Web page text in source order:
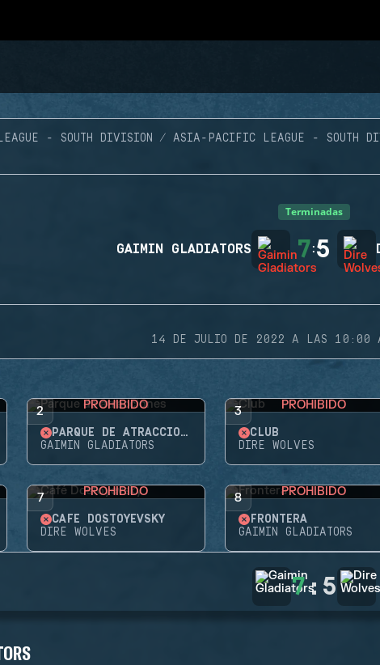
- SOUTH DIVISION ASIA-PACIFIC LEAGUE - SOUTH
Terminadas
GAIMIN GLADIATORS 7:5
14 DE JULIO DE 2022 A LAS 10:00
2 PROHIBIDO
PARQUE DE ATRACCIONES
GAIMIN GLADIATORS
3 PROHIBIDO
CLUB
DIRE WOLVES
7 PROHIBIDO
CAFÉ DOSTOYEVSKY
DIRE WOLVES
8 PROHIBIDO
FRONTERA
GAIMIN GLADIATORS
7: 5